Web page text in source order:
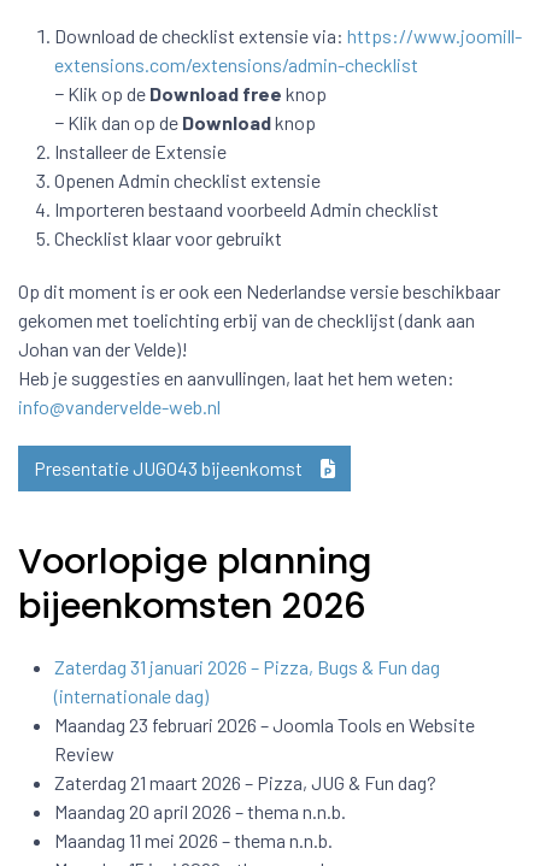
Download de checklist extensie via: https://www.joomill-
extensions.com/extensions/admin-checklist
− Klik op de Download free knop
− Klik dan op de Downloadknop
Installeer de Extensie
Openen Admin checklist extensie
Importeren bestaand voorbeeld Admin checklist
Checklist klaar voor gebruikt
Op dit moment is er ook een Nederlandse versie beschikbaar
gekomen met toelichting erbij van de checklijst (dank aan
Johan van der Velde)!
Heb je suggesties en aanvullingen, laat het hem weten:
info@vandervelde-web.nl
Presentatie JUG043 bijeenkomst
Voorlopige planning
bijeenkomsten 2026
Zaterdag 31 januari 2026 – Pizza, Bugs & Fun dag
(internationale dag)
Maandag 23 februari 2026 – Joomla Tools en Website
Review
Zaterdag 21 maart 2026 – Pizza, JUG & Fun dag?
Maandag 20 april 2026 – thema n.n.b.
Maandag 11 mei 2026 – thema n.n.b.